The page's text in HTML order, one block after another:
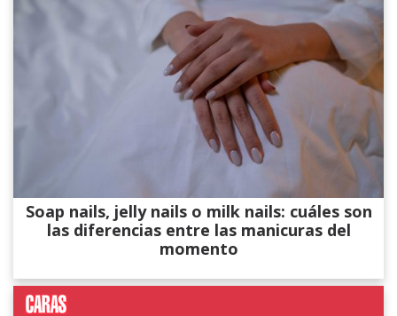
Soap nails, jelly nails o milk nails: cuáles son
las diferencias entre las manicuras del
momento